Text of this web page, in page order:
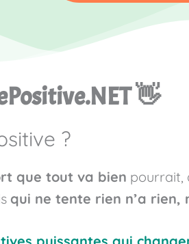
👋
?
que tout va bien pourrait,
qui ne tente rien n’a rien,